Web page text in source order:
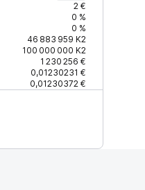
2 €
0 %
0 %
46 883 959 K2
100 000 000 K2
1 230 256 €
0,01230231 €
0,01230372 €
Mis à jour